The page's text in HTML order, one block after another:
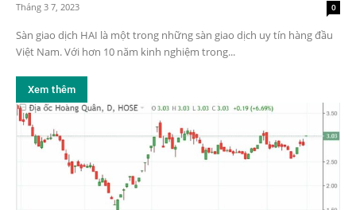
Tháng 3 7, 2023 0
Sàn giao dịch HAI là một trong những sàn giao dịch uy tín hàng đầu
Việt Nam. Với hơn 10 năm kinh nghiệm trong...
Xem thêm